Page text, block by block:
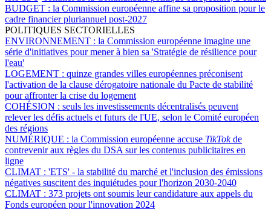
BUDGET : la Commission européenne affine sa proposition pour le
cadre financier pluriannuel post-2027
POLITIQUES SECTORIELLES
ENVIRONNEMENT : la Commission européenne imagine une
série d'initiatives pour mener à bien sa 'Stratégie de résilience pour
l'eau'
LOGEMENT : quinze grandes villes européennes préconisent
l'activation de la clause dérogatoire nationale du Pacte de stabilité
pour affronter la crise du logement
COHÉSION : seuls les investissements décentralisés peuvent
relever les défis actuels et futurs de l'UE, selon le Comité européen
des régions
NUMÉRIQUE : la Commission européenne accuse TikTokde
contrevenir aux règles du DSA sur les contenus publicitaires en
ligne
CLIMAT : 'ETS' - la stabilité du marché et l'inclusion des émissions
négatives suscitent des inquiétudes pour l'horizon 2030-2040
CLIMAT : 373 projets ont soumis leur candidature aux appels du
Fonds européen pour l'innovation 2024